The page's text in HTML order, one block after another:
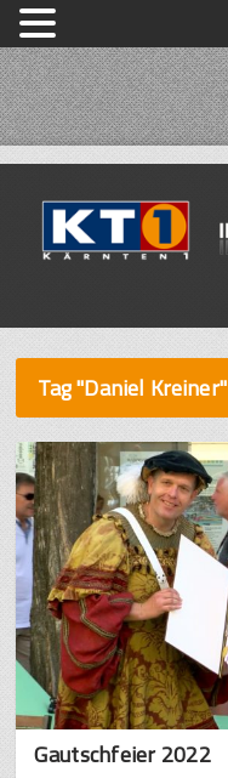
Tag "Daniel Kreiner"
Gautschfeier 2022